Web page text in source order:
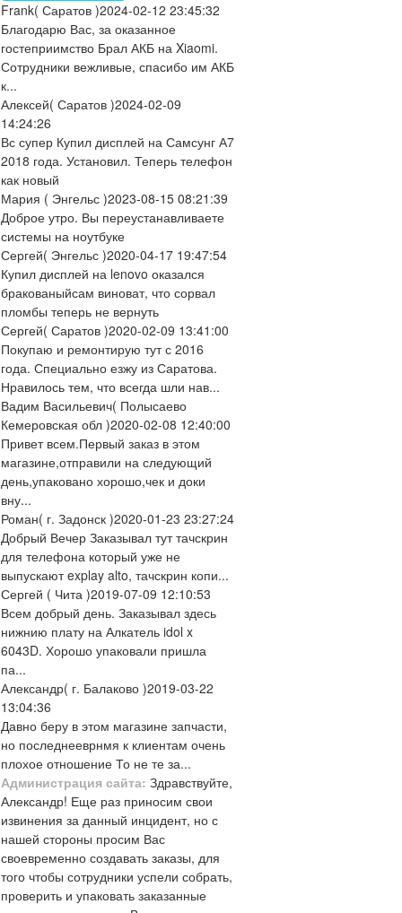
Frank( Саратов )2024-02-12 23:45:32
Благодарю Вас, за оказанное
гостеприимство Брал АКБ на Xiaomi.
Сотрудники вежливые, спасибо им АКБ
к...
Алексей( Саратов )2024-02-09
14:24:26
Вс супер Купил дисплей на Самсунг А7
2018 года. Установил. Теперь телефон
как новый
Мария ( Энгельс )2023-08-15 08:21:39
Доброе утро. Вы переустанавливаете
системы на ноутбуке
Сергей( Энгельс )2020-04-17 19:47:54
Купил дисплей на lenovo оказался
бракованыйсам виноват, что сорвал
пломбы теперь не вернуть
Сергей( Саратов )2020-02-09 13:41:00
Покупаю и ремонтирую тут с 2016
года. Специально езжу из Саратова.
Нравилось тем, что всегда шли нав...
Вадим Васильевич( Полысаево
Кемеровская обл )2020-02-08 12:40:00
Привет всем.Первый заказ в этом
магазине,отправили на следующий
день,упаковано хорошо,чек и доки
вну...
Роман( г. Задонск )2020-01-23 23:27:24
Добрый Вечер Заказывал тут тачскрин
для телефона который уже не
выпускают explay alto, тачскрин копи...
Сергей ( Чита )2019-07-09 12:10:53
Всем добрый день. Заказывал здесь
нижнию плату на Алкатель idol x
6043D. Хорошо упаковали пришла
па...
Александр( г. Балаково )2019-03-22
13:04:36
Давно беру в этом магазине запчасти,
но последнееврнмя к клиентам очень
плохое отношение То не те за...
Администрация сайта: Здравствуйте,
Александр! Еще раз приносим свои
извинения за данный инцидент, но с
нашей стороны просим Вас
своевременно создавать заказы, для
того чтобы сотрудники успели собрать,
проверить и упаковать заказанные